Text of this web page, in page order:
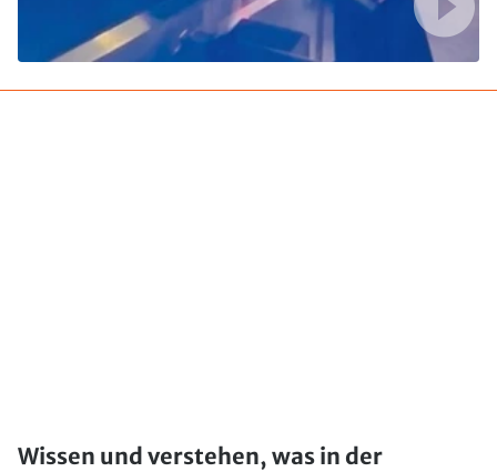
Wissen und verstehen, was in der